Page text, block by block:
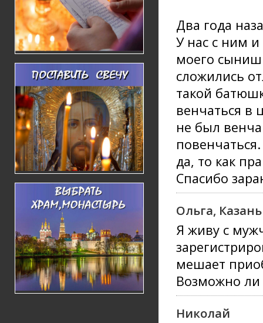
Два года
У нас с ним
моего
сложились
такой
венчаться в
не был
да, то как
Спасибо
Ольга, Казань
Я живу с
мешает
Возможно ли
Николай